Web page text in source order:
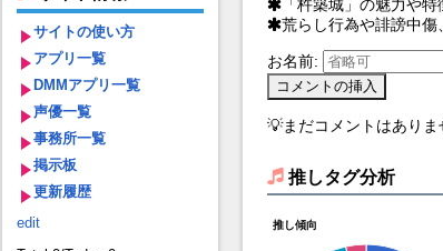
サイトの使い方
アプリ一覧
DMMアプリ一覧
声優一覧
事務所一覧
掲示板
更新履歴
edit
「杵築城」の魅力や特
荒らし行為や誹謗中
お名前:
💡まだコメントはありま
推しタグ分析
推し傾向